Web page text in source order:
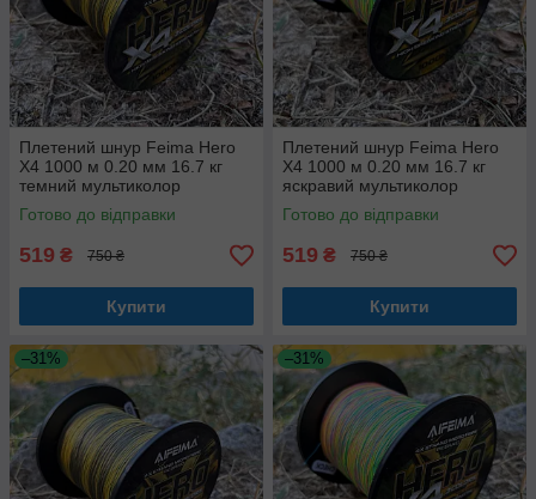
Плетений шнур Feima Hero
X4 1000 м 0.20 мм 16.7 кг
темний мультиколор
Готово до відправки
519 ₴ 750 ₴
Купити
Плетений шнур Feima Hero
X4 1000 м 0.20 мм 16.7 кг
яскравий мультиколор
Готово до відправки
519 ₴ 750 ₴
Купити
–31% –31%